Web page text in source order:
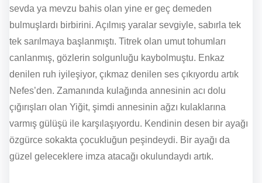
sevda ya mevzu bahis olan yine er geç demeden
bulmuşlardı birbirini. Açılmış yaralar sevgiyle, sabırla tek
tek sarılmaya başlanmıştı. Titrek olan umut tohumları
canlanmış, gözlerin solgunluğu kaybolmuştu. Enkaz
denilen ruh iyileşiyor, çıkmaz denilen ses çıkıyordu artık
Nefes’den. Zamanında kulağında annesinin acı dolu
çığırışları olan Yiğit, şimdi annesinin ağzı kulaklarına
varmış gülüşü ile karşılaşıyordu. Kendinin desen bir ayağı
özgürce sokakta çocukluğun peşindeydi. Bir ayağı da
güzel geleceklere imza atacağı okulundaydı artık.